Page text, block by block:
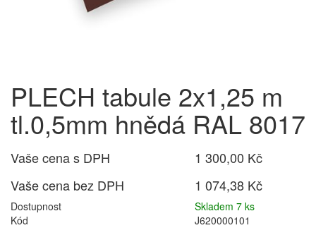
PLECH tabule 2x1,25 m
tl.0,5mm hnědá RAL 8017
Vaše cena s DPH
1 300,00 Kč
Vaše cena bez DPH
1 074,38 Kč
Dostupnost
Skladem 7 ks
Kód
J620000101